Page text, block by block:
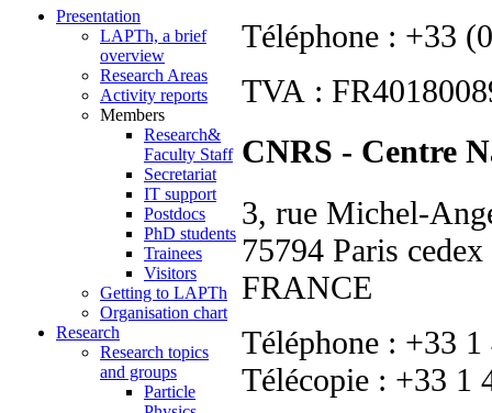
Presentation
LAPTh, a brief
overview
Research Areas
Activity reports
Members
Research&
Faculty Staff
Secretariat
IT support
Postdocs
PhD students
Trainees
Visitors
Getting to LAPTh
Organisation chart
Research
Research topics
and groups
Particle
Téléphone : +33
TVA :
CNRS - Centre
3, rue Michel-
75794 Paris cedex
FRANCE
Téléphone : +33
Télécopie : +33 1